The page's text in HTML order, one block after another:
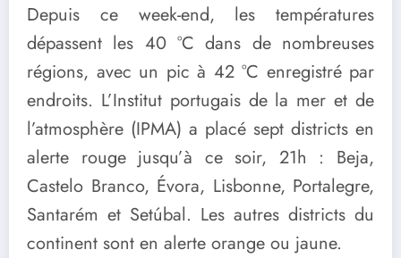
Depuis ce week-end, les températures
dépassent les 40 °C dans de nombreuses
régions, avec un pic à 42 °C enregistré par
endroits. L’Institut portugais de la mer et de
l’atmosphère (IPMA) a placé sept districts en
alerte rouge jusqu’à ce soir, 21h : Beja,
Castelo Branco, Évora, Lisbonne, Portalegre,
Santarém et Setúbal. Les autres districts du
continent sont en alerte orange ou jaune.